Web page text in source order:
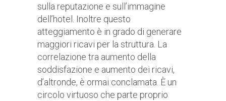
sulla reputazione e sull’immagine
dell’hotel. Inoltre questo
atteggiamento è in grado di generare
maggiori ricavi per la struttura. La
correlazione tra aumento della
soddisfazione e aumento dei ricavi,
d’altronde, è ormai conclamata. È un
circolo virtuoso che parte proprio